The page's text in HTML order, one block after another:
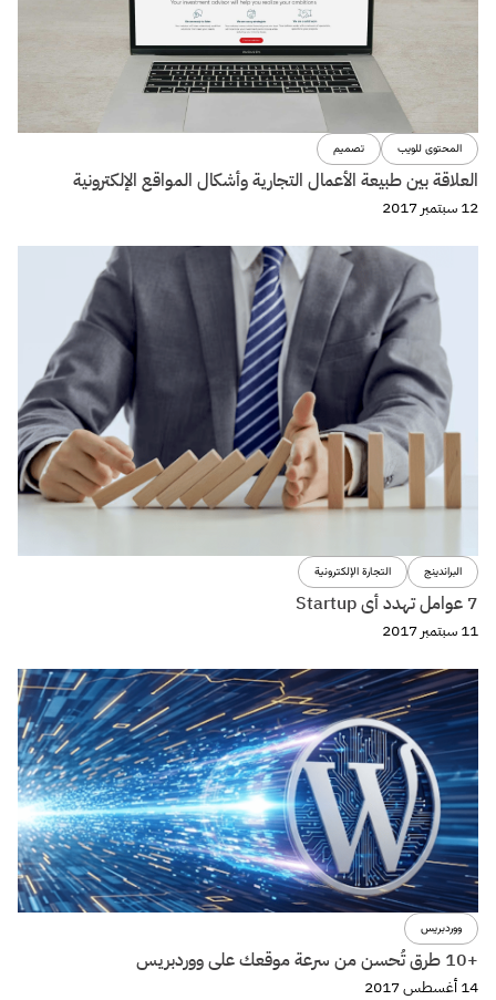
المحتوى للويب تصميم
العلاقة بين طبيعة الأعمال التجارية وأشكال المواقع الإلكترونية
12 سبتمبر 2017
البراندينج التجارة الإلكترونية
7 عوامل تهدد أى Startup
11 سبتمبر 2017
ووردبريس
+10 طرق تُحسن من سرعة موقعك على ووردبريس
14 أغسطس 2017